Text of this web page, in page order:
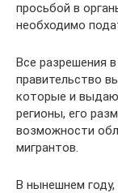
просьбой в
необходимо
Все разрешения
правительство
которые и
регионы, его
возможности
мигрантов.
В нынешнем